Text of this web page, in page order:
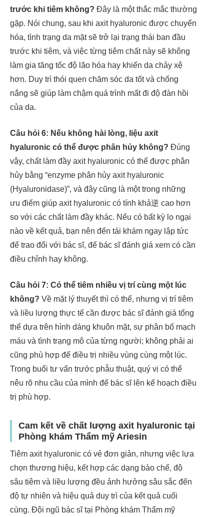
trước khi tiêm không? Đây là một thắc mắc thường
gặp. Nói chung, sau khi axit hyaluronic được chuyển
hóa, tình trạng da mặt sẽ trở lại trạng thái ban đầu
trước khi tiêm, và việc từng tiêm chất này sẽ không
làm gia tăng tốc độ lão hóa hay khiến da chảy xệ
hơn. Duy trì thói quen chăm sóc da tốt và chống
nắng sẽ giúp làm chậm quá trình mất đi độ đàn hồi
của da.
Câu hỏi 6: Nếu không hài lòng, liệu axit
hyaluronic có thể được phân hủy không? Đúng
vậy, chất làm đầy axit hyaluronic có thể được phân
hủy bằng “enzyme phân hủy axit hyaluronic
(Hyaluronidase)”, và đây cũng là một trong những
ưu điểm giúp axit hyaluronic có tính khả逆 cao hơn
so với các chất làm đầy khác. Nếu có bất kỳ lo ngại
nào về kết quả, bạn nên đến tái khám ngay lập tức
để trao đổi với bác sĩ, để bác sĩ đánh giá xem có cần
điều chỉnh hay không.
Câu hỏi 7: Có thể tiêm nhiều vị trí cùng một lúc
không? Về mặt lý thuyết thì có thể, nhưng vị trí tiêm
và liều lượng thực tế cần được bác sĩ đánh giá tổng
thể dựa trên hình dáng khuôn mặt, sự phân bố mạch
máu và tình trạng mô của từng người; không phải ai
cũng phù hợp để điều trị nhiều vùng cùng một lúc.
Trong buổi tư vấn trước phẫu thuật, quý vị có thể
nêu rõ nhu cầu của mình để bác sĩ lên kế hoạch điều
trị phù hợp.
Cam kết về chất lượng axit hyaluronic tại
Phòng khám Thẩm mỹ Ariesin
Tiêm axit hyaluronic có vẻ đơn giản, nhưng việc lựa
chọn thương hiệu, kết hợp các dạng bào chế, độ
sâu tiêm và liều lượng đều ảnh hưởng sâu sắc đến
độ tự nhiên và hiệu quả duy trì của kết quả cuối
cùng. Đội ngũ bác sĩ tại Phòng khám Thẩm mỹ